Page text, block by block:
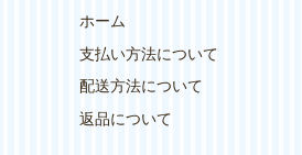
ホーム
支払い方法について
配送方法について
返品について